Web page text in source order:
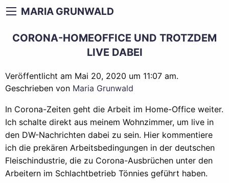
MARIA GRUNWALD
CORONA-HOMEOFFICE UND TROTZDEM
LIVE DABEI
Veröffentlicht am Mai 20, 2020 um 11:07 am.
Geschrieben von Maria Grunwald
In Corona-Zeiten geht die Arbeit im Home-Office weiter.
Ich schalte direkt aus meinem Wohnzimmer, um live in
den DW-Nachrichten dabei zu sein. Hier kommentiere
ich die prekären Arbeitsbedingungen in der deutschen
Fleischindustrie, die zu Corona-Ausbrüchen unter den
Arbeitern im Schlachtbetrieb Tönnies geführt haben.